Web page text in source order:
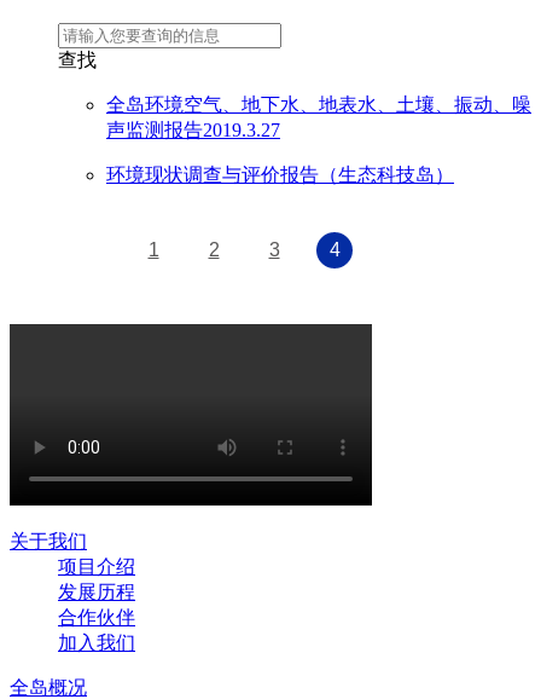
查找
全岛环境空气、地下水、地表水、土壤、振动、噪
声监测报告2019.3.27
环境现状调查与评价报告（生态科技岛）
1 2 3 4
关于我们
项目介绍
发展历程
合作伙伴
加入我们
全岛概况